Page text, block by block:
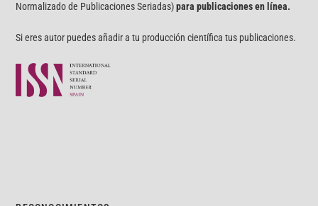
Normalizado de Publicaciones Seriadas)para publicaciones en línea.
Si eres autor puedes añadir a tu producción científica tus publicaciones.